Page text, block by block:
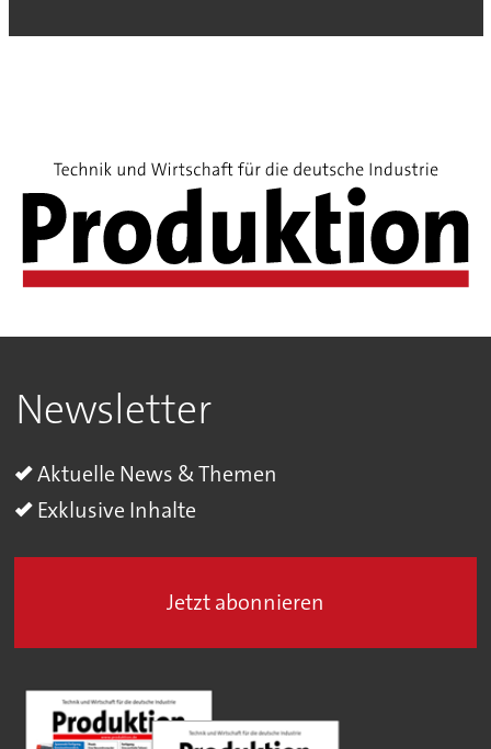
Newsletter
Aktuelle News & Themen
Exklusive Inhalte
Jetzt abonnieren